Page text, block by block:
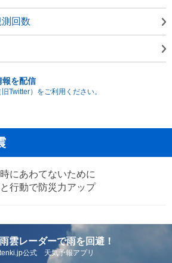
回数
報を配信
Twitter）をご利用ください。
にあわてないために
行動で防災力アップ
雨雲レーダーで雨を回避！
tenki.jp公式 天気予報アプリ